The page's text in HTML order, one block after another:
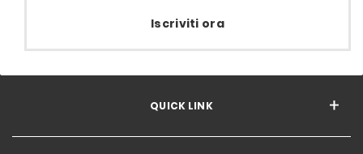
Iscriviti ora
QUICK LINK